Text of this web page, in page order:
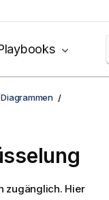
zugänglich. Hier